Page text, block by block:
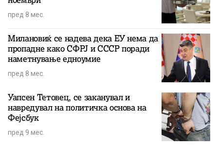
пред 8 мес.
Милановиќ се надева дека ЕУ нема да
пропадне како СФРЈ и СССР поради
наметнување едноумие
пред 8 мес.
Уапсен Тетовец, се заканувал и
навредувал на политичка основа на
Фејсбук
пред 9 мес.